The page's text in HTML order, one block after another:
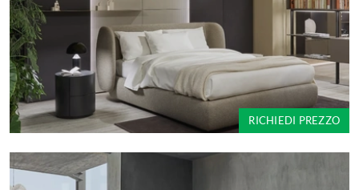
RICHIEDI PREZZO